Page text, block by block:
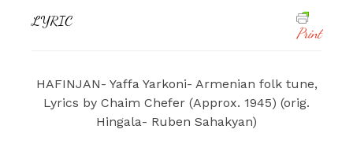
LYRIC
Print
HAFINJAN- Yaffa Yarkoni- Armenian folk tune,
Lyrics by Chaim Chefer (Approx. 1945) (orig.
Hingala- Ruben Sahakyan)